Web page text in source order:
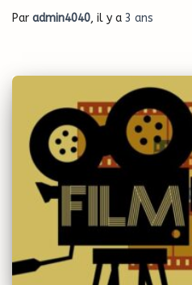
Par admin4040, il y a 3 ans